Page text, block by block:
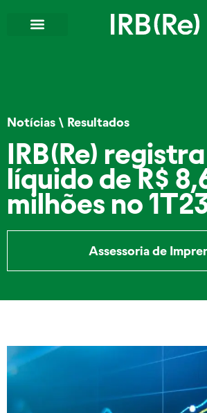
Notícias \ Resultados
IRB(Re)
líquido de R$
milhões no
Assessoria de